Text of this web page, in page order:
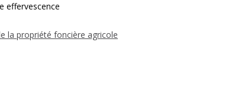
effervescence
la propriété foncière agricole